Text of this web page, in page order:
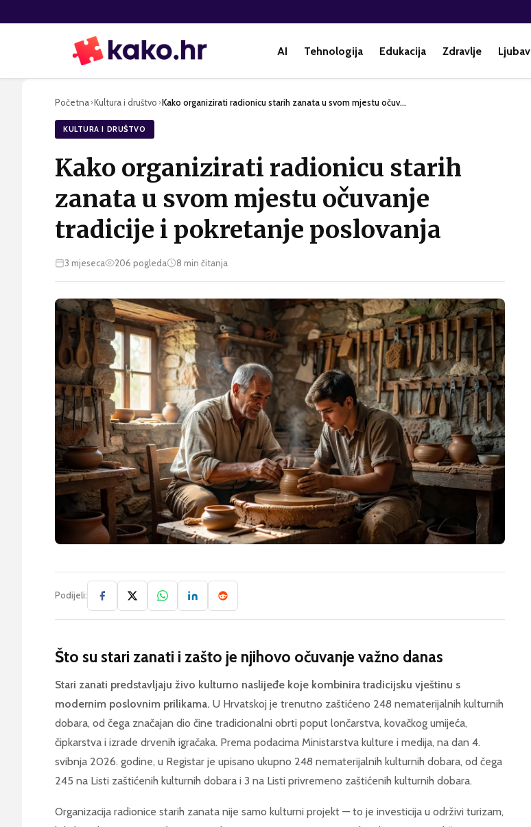
AI Tehnologija Edukacija Zdravlje Ljubav
Početna›Kultura i društvo ›Kako organizirati radionicu starih zanata u svom mjestu očuv…
KULTURA I DRUŠTVO
Kako organizirati radionicu starih
zanata u svom mjestu očuvanje
tradicije i pokretanje poslovanja
3 mjeseca 206 pogleda 8 min čitanja
Podijeli:
Što su stari zanati i zašto je njihovo očuvanje važno danas
Stari zanati predstavljaju živo kulturno naslijeđe koje kombinira tradicijsku vještinu s
modernim poslovnim prilikama. U Hrvatskoj je trenutno zaštićeno 248 nematerijalnih kulturnih
dobara, od čega značajan dio čine tradicionalni obrti poput lončarstva, kovačkog umijeća,
čipkarstva i izrade drvenih igračaka. Prema podacima Ministarstva kulture i medija, na dan 4.
svibnja 2026. godine, u Registar je upisano ukupno 248 nematerijalnih kulturnih dobara, od čega
245 na Listi zaštićenih kulturnih dobara i 3 na Listi privremeno zaštićenih kulturnih dobara.
Organizacija radionice starih zanata nije samo kulturni projekt — to je investicija u održivi turizam,